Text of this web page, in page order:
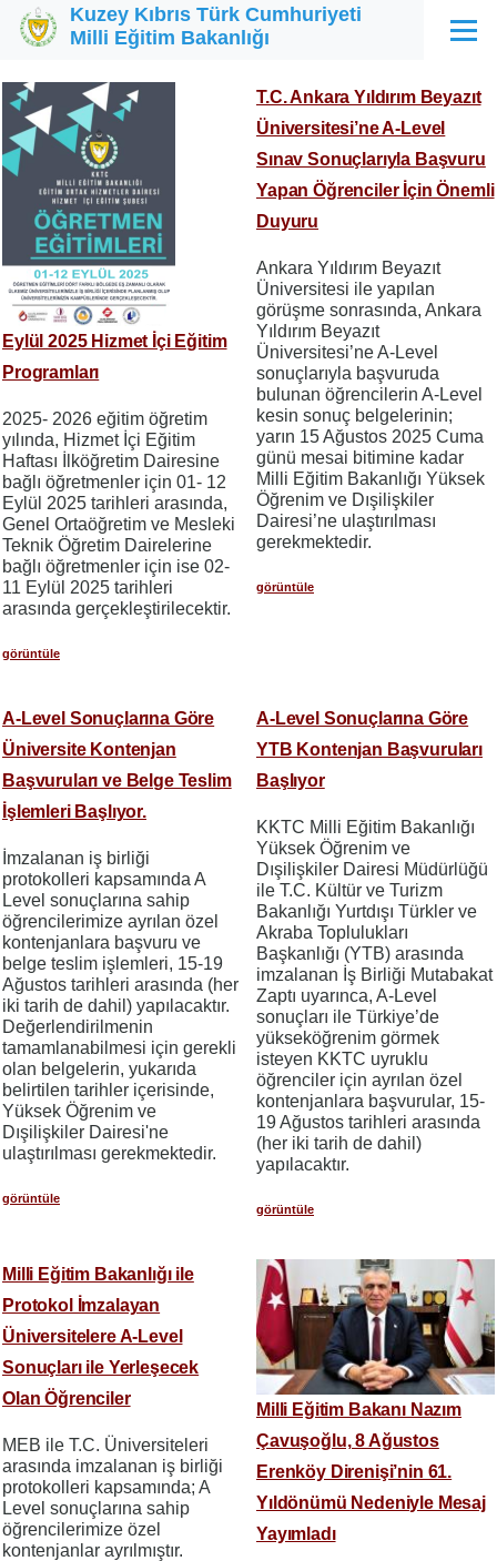
Ana içeriğe atla
Kuzey Kıbrıs Türk Cumhuriyeti
Milli Eğitim Bakanlığı
Menü
Eylül 2025 Hizmet İçi Eğitim
Programları
2025- 2026 eğitim öğretim
yılında, Hizmet İçi Eğitim
Haftası İlköğretim Dairesine
bağlı öğretmenler için 01- 12
Eylül 2025 tarihleri arasında,
Genel Ortaöğretim ve Mesleki
Teknik Öğretim Dairelerine
bağlı öğretmenler için ise 02-
11 Eylül 2025 tarihleri
arasında gerçekleştirilecektir.
görüntüle
T.C. Ankara Yıldırım Beyazıt
Üniversitesi’ne A-Level
Sınav Sonuçlarıyla Başvuru
Yapan Öğrenciler İçin Önemli
Duyuru
Ankara Yıldırım Beyazıt
Üniversitesi ile yapılan
görüşme sonrasında, Ankara
Yıldırım Beyazıt
Üniversitesi’ne A-Level
sonuçlarıyla başvuruda
bulunan öğrencilerin A-Level
kesin sonuç belgelerinin;
yarın 15 Ağustos 2025 Cuma
günü mesai bitimine kadar
Milli Eğitim Bakanlığı Yüksek
Öğrenim ve Dışilişkiler
Dairesi’ne ulaştırılması
gerekmektedir.
görüntüle
A-Level Sonuçlarına Göre
Üniversite Kontenjan
Başvuruları ve Belge Teslim
İşlemleri Başlıyor.
İmzalanan iş birliği
protokolleri kapsamında A
Level sonuçlarına sahip
öğrencilerimize ayrılan özel
kontenjanlara başvuru ve
belge teslim işlemleri, 15-19
Ağustos tarihleri arasında (her
iki tarih de dahil) yapılacaktır.
Değerlendirilmenin
tamamlanabilmesi için gerekli
olan belgelerin, yukarıda
belirtilen tarihler içerisinde,
Yüksek Öğrenim ve
Dışilişkiler Dairesi'ne
ulaştırılması gerekmektedir.
görüntüle
A-Level Sonuçlarına Göre
YTB Kontenjan Başvuruları
Başlıyor
KKTC Milli Eğitim Bakanlığı
Yüksek Öğrenim ve
Dışilişkiler Dairesi Müdürlüğü
ile T.C. Kültür ve Turizm
Bakanlığı Yurtdışı Türkler ve
Akraba Toplulukları
Başkanlığı (YTB) arasında
imzalanan İş Birliği Mutabakat
Zaptı uyarınca, A-Level
sonuçları ile Türkiye’de
yükseköğrenim görmek
isteyen KKTC uyruklu
öğrenciler için ayrılan özel
kontenjanlara başvurular, 15-
19 Ağustos tarihleri arasında
(her iki tarih de dahil)
yapılacaktır.
görüntüle
Milli Eğitim Bakanlığı ile
Protokol İmzalayan
Üniversitelere A-Level
Sonuçları ile Yerleşecek
Olan Öğrenciler
MEB ile T.C. Üniversiteleri
arasında imzalanan iş birliği
protokolleri kapsamında; A
Level sonuçlarına sahip
öğrencilerimize özel
kontenjanlar ayrılmıştır.
Milli Eğitim Bakanı Nazım
Çavuşoğlu, 8 Ağustos
Erenköy Direnişi’nin 61.
Yıldönümü Nedeniyle Mesaj
Yayımladı